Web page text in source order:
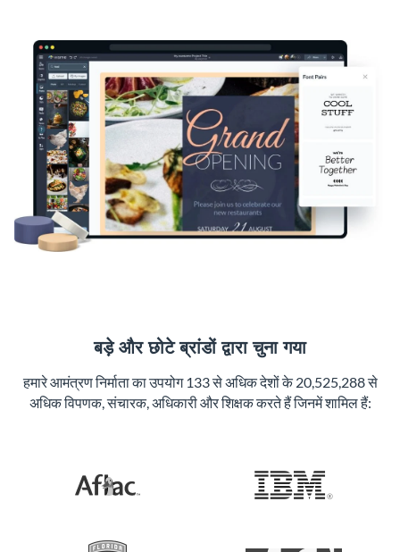
बड़े और छोटे ब्रांडों द्वारा चुना गया
हमारे आमंत्रण निर्माता का उपयोग 133 से अधिक देशों के 20,525,288 से
अधिक विपणक, संचारक, अधिकारी और शिक्षक करते हैं जिनमें शामिल हैं: